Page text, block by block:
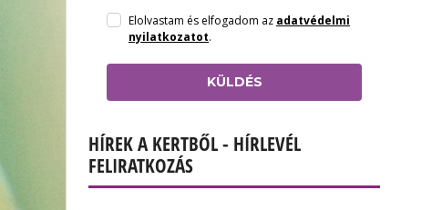
Elolvastam és elfogadom az adatvédelmi
nyilatkozatot.
KÜLDÉS
HÍREK A KERTBŐL - HÍRLEVÉL
FELIRATKOZÁS